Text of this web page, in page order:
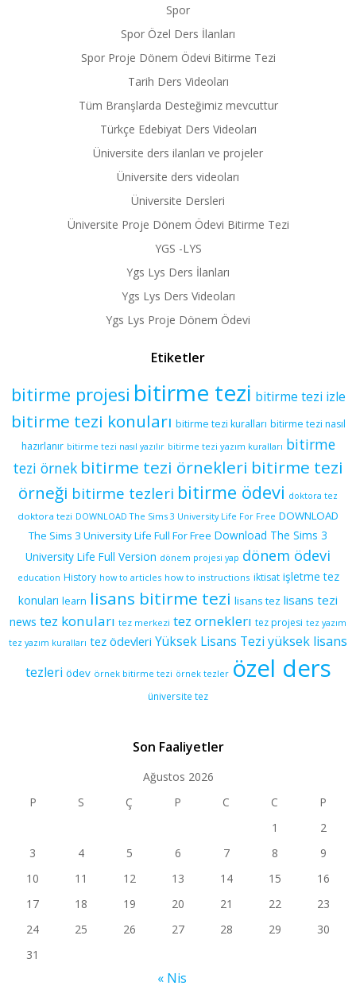
Spor
Spor Özel Ders İlanları
Spor Proje Dönem Ödevi Bitirme Tezi
Tarih Ders Videoları
Tüm Branşlarda Desteğimiz mevcuttur
Türkçe Edebiyat Ders Videoları
Üniversite ders ilanları ve projeler
Üniversite ders videoları
Üniversite Dersleri
Üniversite Proje Dönem Ödevi Bitirme Tezi
YGS -LYS
Ygs Lys Ders İlanları
Ygs Lys Ders Videoları
Ygs Lys Proje Dönem Ödevi
Etiketler
bitirme projesi bitirme tezi bitirme tezi izle
bitirme tezi konuları bitirme tezi kuralları bitirme tezi nasıl
hazırlanır bitirme tezi nasıl yazılır bitirme tezi yazım kuralları bitirme
tezi örnek bitirme tezi örnekleri bitirme tezi
örneği bitirme tezleri bitirme ödevi doktora tez
doktora tezi DOWNLOAD The Sims 3 University Life For Free DOWNLOAD
The Sims 3 University Life Full For Free Download The Sims 3
University Life Full Version dönem projesi yap dönem ödevi
education History how to articles how to instructions iktisat işletme tez
konuları learn lisans bitirme tezi lisans tez lisans tezi
news tez konuları tez merkezi tez orneklerı tez projesi tez yazım
tez yazım kuralları tez ödevleri Yüksek Lisans Tezi yüksek lisans
tezleri ödev örnek bitirme tezi örnek tezler özel ders
üniversite tez
Son Faaliyetler
Ağustos 2026
P
S Ç P C C
P
1
2
3
4 5 6 7 8
9
10
11 12 13 14 15
16
17
18 19 20 21 22
23
24
25 26 27 28 29
30
31
« Nis